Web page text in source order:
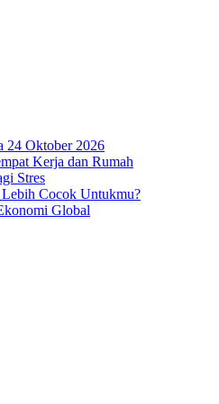
24 Oktober 2026
Kerja dan Rumah
Stres
Lebih Cocok Untukmu?
Global